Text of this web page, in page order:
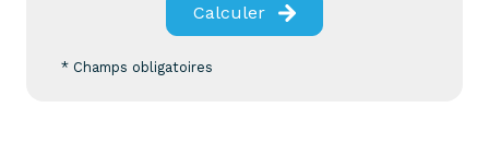
Calculer
* Champs obligatoires